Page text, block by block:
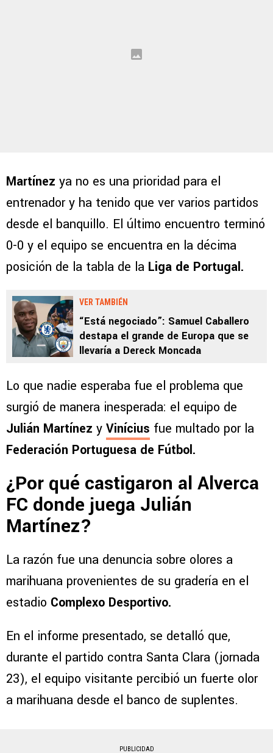
Martínez ya no es una prioridad para el
entrenador y ha tenido que ver varios partidos
desde el banquillo. El último encuentro terminó
0-0 y el equipo se encuentra en la décima
posición de la tabla de la Liga de Portugal.
VER TAMBIÉN
“Está negociado”: Samuel Caballero
destapa el grande de Europa que se
llevaría a Dereck Moncada
Lo que nadie esperaba fue el problema que
surgió de manera inesperada: el equipo de
Julián Martínez y Vinícius fue multado por la
Federación Portuguesa de Fútbol.
¿Por qué castigaron al Alverca
FC donde juega Julián
Martínez?
La razón fue una denuncia sobre olores a
marihuana provenientes de su gradería en el
estadio Complexo Desportivo.
En el informe presentado, se detalló que,
durante el partido contra Santa Clara (jornada
23), el equipo visitante percibió un fuerte olor
a marihuana desde el banco de suplentes.
PUBLICIDAD